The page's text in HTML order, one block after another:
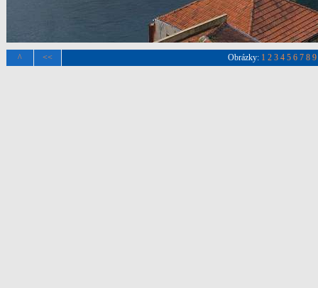
^ << Obrázky: 1 2 3 4 5 6 7 8 9